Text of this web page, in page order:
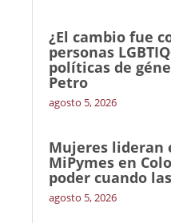
¿El cambio fue
personas
políticas de
Petro
agosto 5, 2026
Mujeres lideran
MiPymes en
poder cuando
agosto 5, 2026